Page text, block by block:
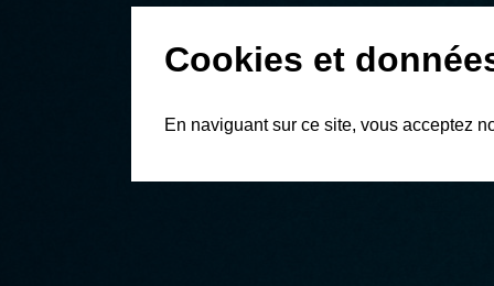
Cookies et
En naviguant sur ce site, vous acceptez